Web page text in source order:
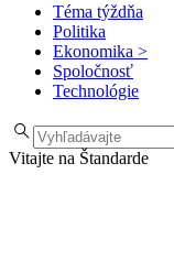
Téma týždňa
Politika
Ekonomika >
Spoločnosť
Technológie
Vitajte na Štandarde